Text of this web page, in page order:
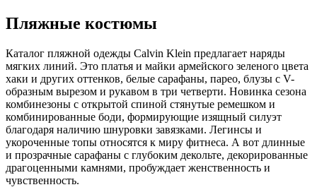
Пляжные костюмы
Каталог пляжной одежды Calvin Klein предлагает наряды
мягких линий. Это платья и майки армейского зеленого цвета
хаки и других оттенков, белые сарафаны, парео, блузы с V-
образным вырезом и рукавом в три четверти. Новинка сезона
комбинезоны с открытой спиной стянутые ремешком и
комбинированные боди, формирующие изящный силуэт
благодаря наличию шнуровки завязками. Легинсы и
укороченные топы относятся к миру фитнеса. А вот длинные
и прозрачные сарафаны с глубоким декольте, декорированные
драгоценными камнями, пробуждает женственность и
чувственность.